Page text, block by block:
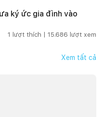
ký ức gia đình vào
1 lượt thích | 15.686 lượt xem
Xem tất cả